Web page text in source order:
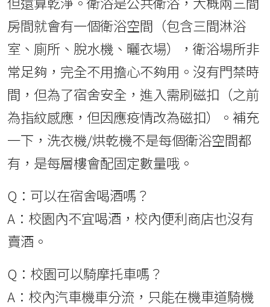
房間就會有一個衛浴空間（包含三間淋浴
室、廁所、脫水機、曬衣場），衛浴場所非
常足夠，完全不用擔心不夠用。沒有門禁時
間，但為了宿舍安全，進入需刷磁扣（之前
為指紋感應，但因應疫情改為磁扣）。補充
一下，洗衣機/烘乾機不是每個衛浴空間都
有，是每層樓會配固定數量哦。
Q：可以在宿舍喝酒嗎？
A：校園內不宜喝酒，校內便利商店也沒有
賣酒。
Q：校園可以騎摩托車嗎？
A：校內汽車機車分流，只能在機車道騎機